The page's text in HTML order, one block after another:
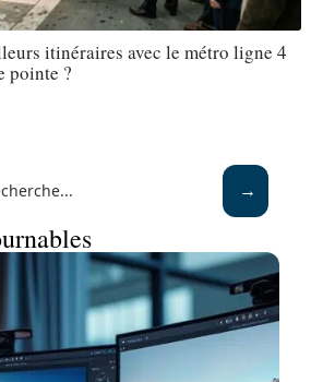
itinéraires avec le métro ligne 4
pointe ?